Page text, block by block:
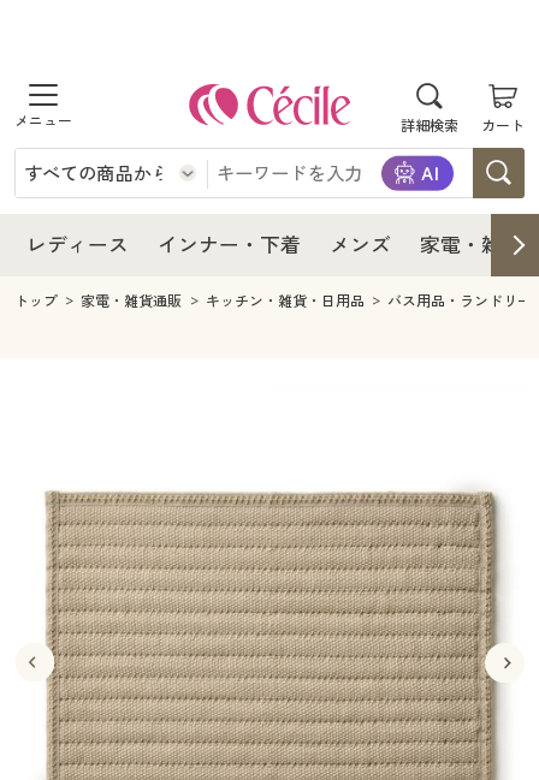
詳細検索 カート
商品を探す
レディース
レディースファッション
インナー・下着
インナー・下着通販すべて
ジュニア・ティーンズ下着
メンズ
メンズ下着
家電
キッチン・雑貨・日用品
寝具・インテリア・家具通販すべて
家具・収納
寝具・ベッド
カーテン・ラグ・ファブリック
美容・健康
美容・健康通販すべて
美容・健康・サプリメント
制服・スクール
制服・スクールすべて
制服・学生服
ジュニア・ティーンズ下着
大きいサイズ
大きいサイズ通販すべて
大きいサイズ レディース服
バーゲン
バーゲンセール
詳細検索
レディース インナー・下着 メンズ 家電・雑貨
レディース
レディース通販すべて
レディースファッション
インナー・下着
インナー・下着通販すべて
メンズ
キッチン・雑貨・日用品
家具・収納
寝具・ベッド
カーテン・ラグ・ファブリック
美容・健康・サプリメント
制服・スクール
制服・スクールすべて
制服・学生服
ジュニア・ティーンズ下着
大きいサイズ
大きいサイズ通販すべて
大きいサイズ レディース服
大きいサイズ レディース下着
バーゲン
バーゲンセール
シークレットセール
詳細検索
商品カテゴリ一覧
トップ 家電・雑貨通販 キッチン・雑貨・日用品 バス用品・ランドリー